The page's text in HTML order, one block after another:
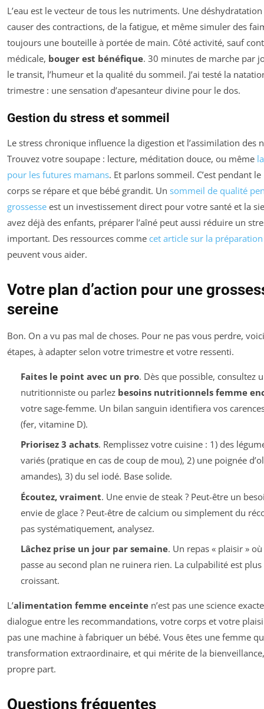
L’eau est le vecteur de tous les nutriments. Une
causer des contractions, de la fatigue, et même simuler des
toujours une bouteille à portée de main. Côté activité, sauf
médicale, bouger est bénéfique. 30 minutes de marche par
le transit, l’humeur et la qualité du sommeil. J’ai testé la
trimestre : une sensation d’apesanteur divine pour le dos.
Gestion du stress et sommeil
Le stress chronique influence la digestion et l’assimilation des
Trouvez votre soupape : lecture, méditation douce, ou même
pour les futures mamans. Et parlons sommeil. C’est pendant le
corps se répare et que bébé grandit. Un sommeil de qualité
grossesse est un investissement direct pour votre santé et la
avez déjà des enfants, préparer l’aîné peut aussi réduire un
important. Des ressources comme cet article sur la
peuvent vous aider.
Votre plan d’action pour une
sereine
Bon. On a vu pas mal de choses. Pour ne pas vous perdre,
étapes, à adapter selon votre trimestre et votre ressenti.
Faites le point avec un pro. Dès que possible, consultez
nutritionniste ou parlez besoins nutritionnels femme
votre sage-femme. Un bilan sanguin identifiera vos
(fer, vitamine D).
Priorisez 3 achats. Remplissez votre cuisine : 1) des
variés (pratique en cas de coup de mou), 2) une poignée
amandes), 3) du sel iodé. Base solide.
Écoutez, vraiment. Une envie de steak ? Peut-être un
envie de glace ? Peut-être de calcium ou simplement du
pas systématiquement, analysez.
Lâchez prise un jour par semaine. Un repas « plaisir »
passe au second plan ne ruinera rien. La culpabilité est plus
croissant.
L’alimentation femme enceinte n’est pas une science
dialogue entre les recommandations, votre corps et votre
pas une machine à fabriquer un bébé. Vous êtes une femme
transformation extraordinaire, et qui mérite de la
propre part.
Questions fréquentes